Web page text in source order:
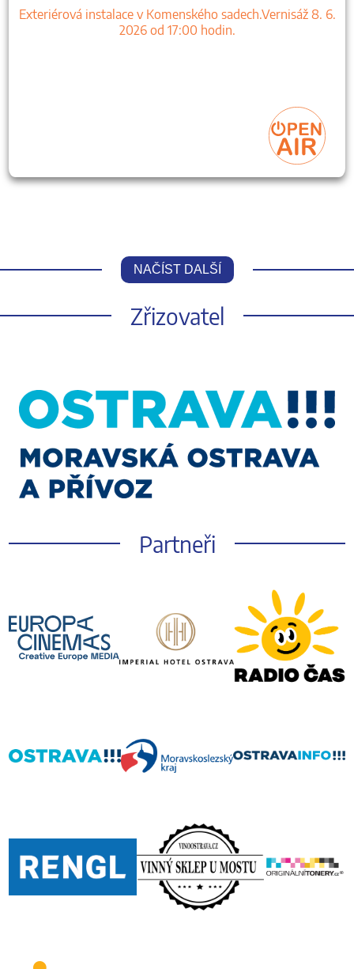
Exteriérová instalace v Komenského sadech.Vernisáž 8. 6.
2026 od 17:00 hodin.
NAČÍST DALŠÍ
Zřizovatel
Partneři